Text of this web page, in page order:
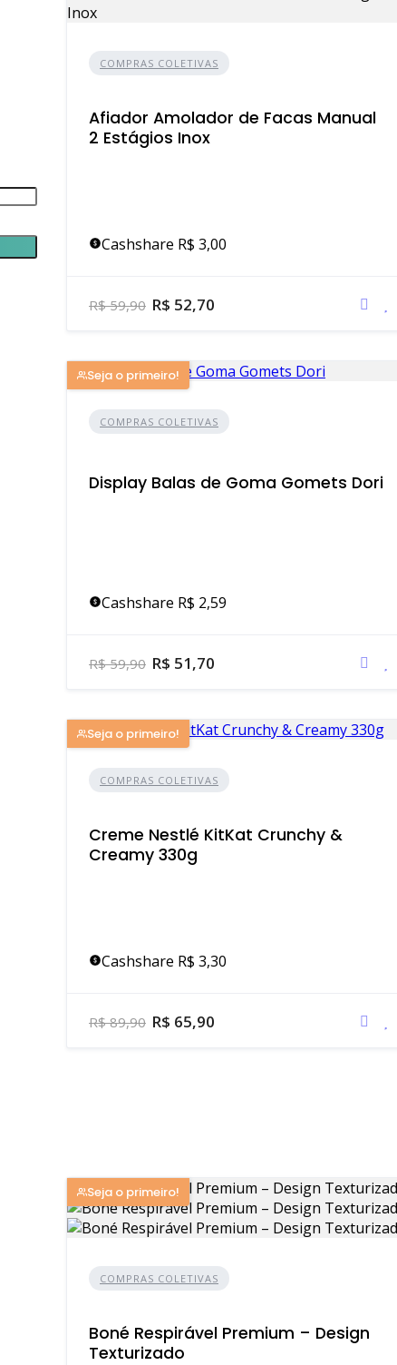
COMPRAS COLETIVAS
Afiador Amolador de Facas Manual
2 Estágios Inox
Cashshare R$ 3,00
R$ 59,90 R$ 52,70
Seja o primeiro!
COMPRAS COLETIVAS
Display Balas de Goma Gomets Dori
Cashshare R$ 2,59
R$ 59,90 R$ 51,70
Seja o primeiro!
COMPRAS COLETIVAS
Creme Nestlé KitKat Crunchy &
Creamy 330g
Cashshare R$ 3,30
R$ 89,90 R$ 65,90
Seja o primeiro!
COMPRAS COLETIVAS
Boné Respirável Premium – Design
Texturizado